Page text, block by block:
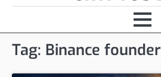
Tag: Binance founder